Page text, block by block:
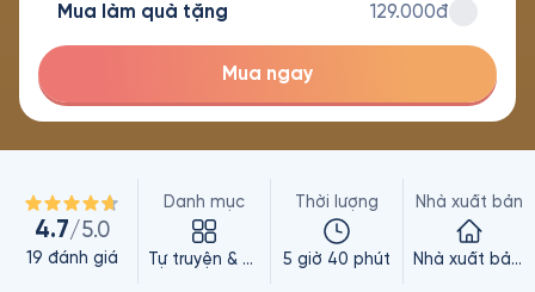
Mua làm quà tặng 129.000đ
Mua ngay
4.7/5.0
19 đánh giá
Danh mục
Tự truyện & Hồi ký
Thời lượng
5 giờ 40 phút
Nhà xuất bản
Nhà xuất bản Trẻ